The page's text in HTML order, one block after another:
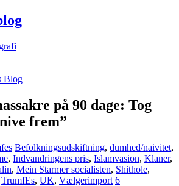
Blog
på 90 dage: Tog
frem”
Befolkningsudskiftning, dumhed/naivitet,
, Indvandringens pris, Islamvasion, Klaner,
, Mein Starmer socialisten, Shithole,
TrumfEs, UK, Vælgerimport 6